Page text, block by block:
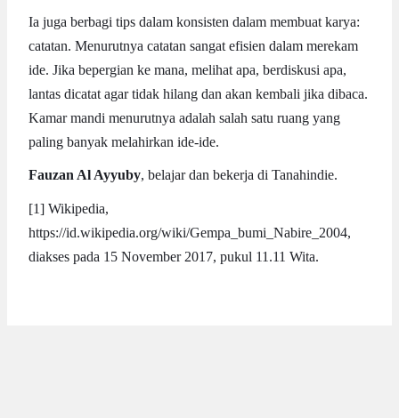
Ia juga berbagi tips dalam konsisten dalam membuat karya:
catatan. Menurutnya catatan sangat efisien dalam merekam
ide. Jika bepergian ke mana, melihat apa, berdiskusi apa,
lantas dicatat agar tidak hilang dan akan kembali jika dibaca.
Kamar mandi menurutnya adalah salah satu ruang yang
paling banyak melahirkan ide-ide.
Fauzan Al Ayyuby, belajar dan bekerja di Tanahindie.
[1] Wikipedia,
https://id.wikipedia.org/wiki/Gempa_bumi_Nabire_2004,
diakses pada 15 November 2017, pukul 11.11 Wita.